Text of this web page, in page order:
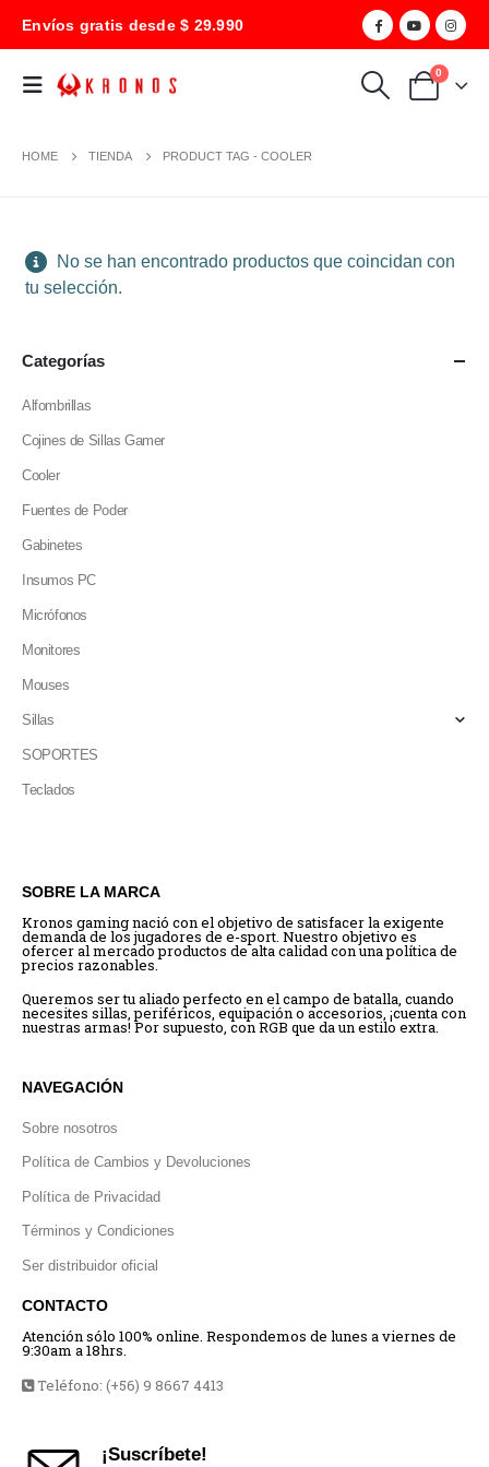
Envíos gratis desde $ 29.990
0
HOME TIENDA PRODUCT TAG - COOLER
No se han encontrado productos que coincidan con
tu selección.
Categorías
Alfombrillas
Cojines de Sillas Gamer
Cooler
Fuentes de Poder
Gabinetes
Insumos PC
Micrófonos
Monitores
Mouses
Sillas
SOPORTES
Teclados
SOBRE LA MARCA
Kronos gaming nació con el objetivo de satisfacer la exigente
demanda de los jugadores de e-sport. Nuestro objetivo es
ofercer al mercado productos de alta calidad con una política de
precios razonables.
Queremos ser tu aliado perfecto en el campo de batalla, cuando
necesites sillas, periféricos, equipación o accesorios, ¡cuenta con
nuestras armas! Por supuesto, con RGB que da un estilo extra.
NAVEGACIÓN
Sobre nosotros
Política de Cambios y Devoluciones
Política de Privacidad
Términos y Condiciones
Ser distribuidor oficial
CONTACTO
Atención sólo 100% online. Respondemos de lunes a viernes de
9:30am a 18hrs.
Teléfono: (+56) 9 8667 4413
¡Suscríbete!